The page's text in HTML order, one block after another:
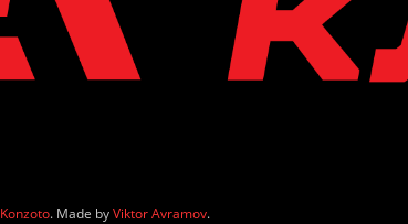
Konzoto. Made byViktor Avramov.